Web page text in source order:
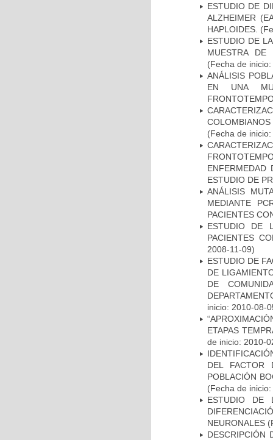
ESTUDIO DE
ALZHEIMER
HAPLOIDES.
ESTUDIO DE
MUESTRA DE
(Fecha de
ANÁLISIS
EN UNA
(Fecha de
ENFERMEDAD
ESTUDIO DE
ANÁLISIS
MEDIANTE
PACIENTES
ESTUDIO DE
PACIENTES
2008-11-09)
ESTUDIO DE
DE
DE
inicio: 2010-08-
ETAPAS
de inicio: 2010-
DEL FACTOR
POBLACIÓN
(Fecha de
ESTUDIO DE
NEURONALES
DESCRIPCIÓN